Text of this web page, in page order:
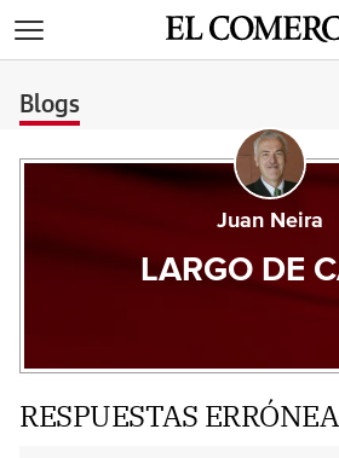
Blogs
Juan Neira
LARGO DE
RESPUESTAS